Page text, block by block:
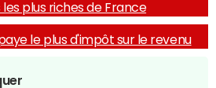
les plus riches de France
le plus d'impôt sur le revenu